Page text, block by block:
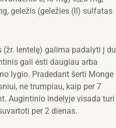
geležis (geležies (II) sulfatas
lentelę) galima padalyti į du
gali ėsti daugiau arba
lygio. Pradedant šerti Monge
ne trumpiau, kaip per 7
Augintinio indelyje visada turi
per 2 dienas.